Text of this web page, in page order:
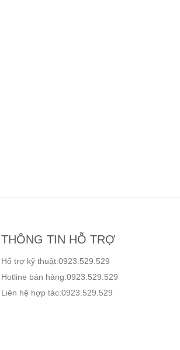
THÔNG TIN HỖ TRỢ
Hổ trợ kỹ thuật:0923.529.529
Hotline bán hàng:0923.529.529
Liên hệ hợp tác:0923.529.529